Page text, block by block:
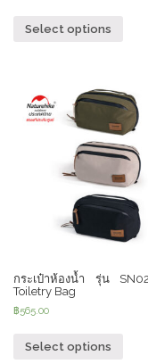
Select options
กระเป๋าห้องน้ำ รุ่น
Toiletry Bag
฿565.00
Select options